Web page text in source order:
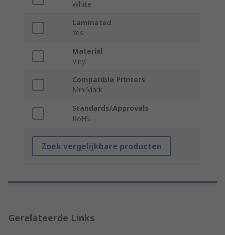
White
Laminated
Yes
Material
Vinyl
Compatible Printers
MiniMark
Standards/Approvals
RoHS
Zoek vergelijkbare producten
Gerelateerde Links